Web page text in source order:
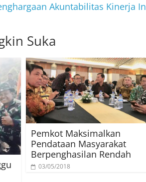
Akuntabilitas Kinerja
Suka
Pemkot Maksimalkan
Pendataan Masyarakat
Berpenghasilan Rendah
03/05/2018